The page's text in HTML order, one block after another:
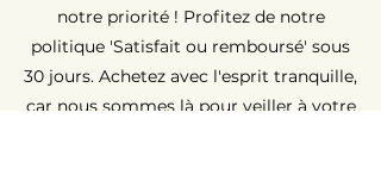
notre priorité ! Profitez de notre
politique 'Satisfait ou remboursé' sous
30 jours. Achetez avec l'esprit tranquille,
car nous sommes là pour veiller à votre